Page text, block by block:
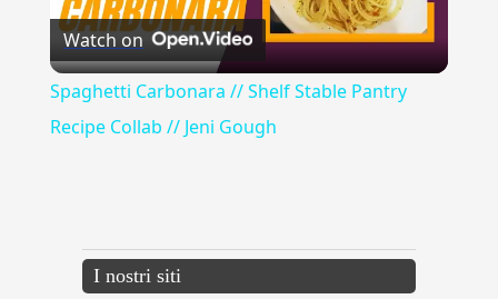
Video
Watch on
Spaghetti Carbonara // Shelf Stable Pantry
Recipe Collab // Jeni Gough
I nostri siti